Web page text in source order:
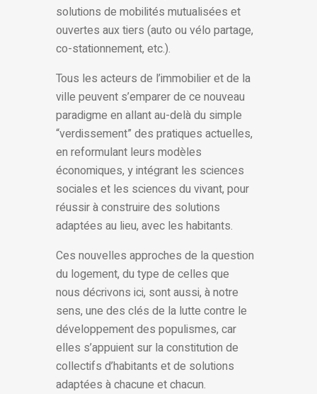
solutions de mobilités mutualisées et
ouvertes aux tiers (auto ou vélo partage,
co-stationnement, etc.).
Tous les acteurs de l’immobilier et de la
ville peuvent s’emparer de ce nouveau
paradigme en allant au-delà du simple
“verdissement” des pratiques actuelles,
en reformulant leurs modèles
économiques, y intégrant les sciences
sociales et les sciences du vivant, pour
réussir à construire des solutions
adaptées au lieu, avec les habitants.
Ces nouvelles approches de la question
du logement, du type de celles que
nous décrivons ici, sont aussi, à notre
sens, une des clés de la lutte contre le
développement des populismes, car
elles s’appuient sur la constitution de
collectifs d’habitants et de solutions
adaptées à chacune et chacun.